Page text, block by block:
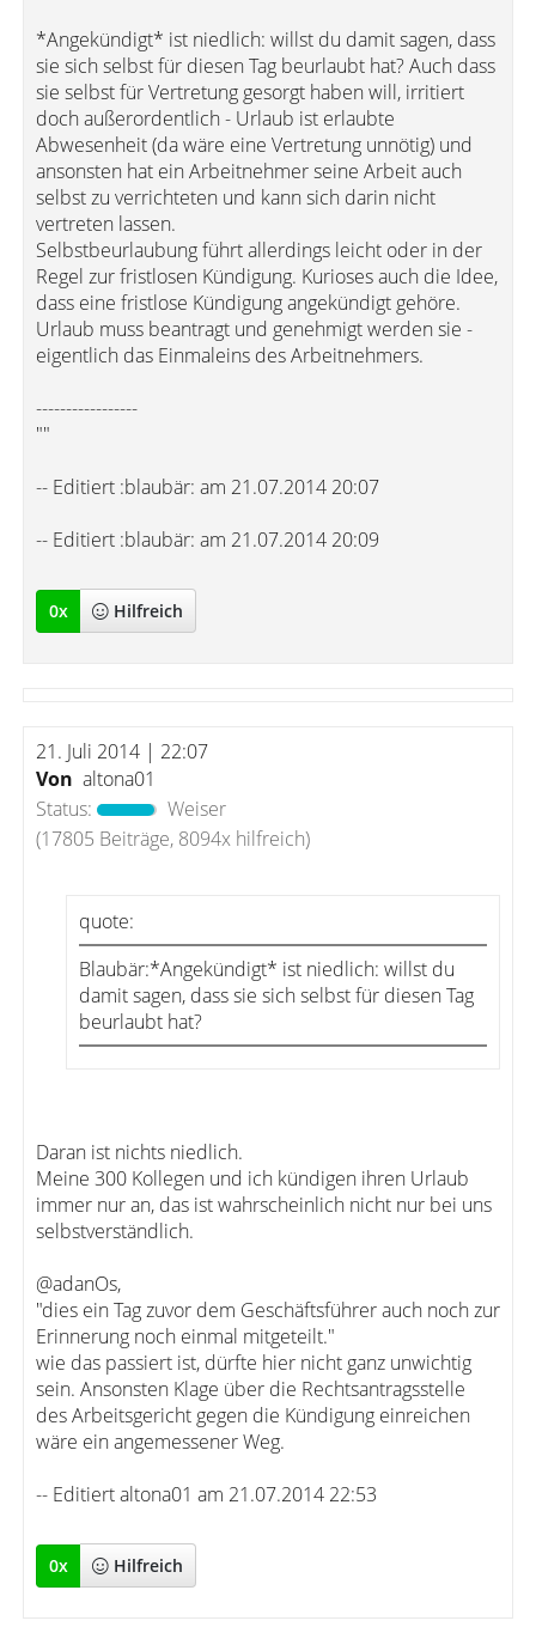
*Angekündigt* ist niedlich: willst du damit sagen, dass
sie sich selbst für diesen Tag beurlaubt hat? Auch dass
sie selbst für Vertretung gesorgt haben will, irritiert
doch außerordentlich - Urlaub ist erlaubte
Abwesenheit (da wäre eine Vertretung unnötig) und
ansonsten hat ein Arbeitnehmer seine Arbeit auch
selbst zu verrichteten und kann sich darin nicht
vertreten lassen.
Selbstbeurlaubung führt allerdings leicht oder in der
Regel zur fristlosen Kündigung. Kurioses auch die Idee,
dass eine fristlose Kündigung angekündigt gehöre.
Urlaub muss beantragt und genehmigt werden sie -
eigentlich das Einmaleins des Arbeitnehmers.
-----------------
""
-- Editiert :blaubär: am 21.07.2014 20:07
-- Editiert :blaubär: am 21.07.2014 20:09
0x Hilfreich
21. Juli 2014 | 22:07
Von altona01
Status:
Weiser
(17805 Beiträge, 8094x hilfreich)
quote:
Blaubär:*Angekündigt* ist niedlich: willst du
damit sagen, dass sie sich selbst für diesen Tag
beurlaubt hat?
Daran ist nichts niedlich.
Meine 300 Kollegen und ich kündigen ihren Urlaub
immer nur an, das ist wahrscheinlich nicht nur bei uns
selbstverständlich.
@adanOs,
"dies ein Tag zuvor dem Geschäftsführer auch noch zur
Erinnerung noch einmal mitgeteilt."
wie das passiert ist, dürfte hier nicht ganz unwichtig
sein. Ansonsten Klage über die Rechtsantragsstelle
des Arbeitsgericht gegen die Kündigung einreichen
wäre ein angemessener Weg.
-- Editiert altona01 am 21.07.2014 22:53
0x Hilfreich